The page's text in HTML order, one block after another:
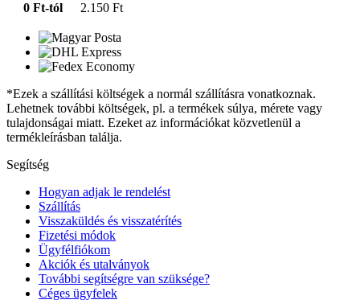
0 Ft-tól
2.150 Ft
*Ezek a szállítási költségek a normál szállításra vonatkoznak.
Lehetnek további költségek, pl. a termékek súlya, mérete vagy
tulajdonságai miatt. Ezeket az információkat közvetlenül a
termékleírásban találja.
Segítség
Hogyan adjak le rendelést
Szállítás
Visszaküldés és visszatérítés
Fizetési módok
Ügyfélfiókom
Akciók és utalványok
További segítségre van szüksége?
Céges ügyfelek